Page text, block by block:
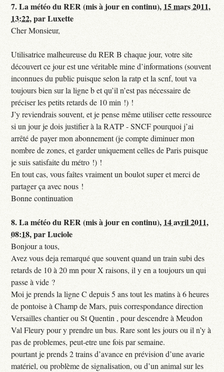
7.La météo du RER (mis à jour en continu), 15 mars 2011,
13:22,parLuxette
Cher Monsieur,
Utilisatrice malheureuse du RER B chaque jour, votre site
découvert ce jour est une véritable mine d’informations (souvent
inconnues du public puisque selon la ratp et la scnf, tout va
toujours bien sur la ligne b et qu’il n’est pas nécessaire de
préciser les petits retards de 10 min !) !
J’y reviendrais souvent, et je pense même utiliser cette ressource
si un jour je dois justifier à la RATP - SNCF pourquoi j’ai
arrêté de payer mon abonnement (je compte diminuer mon
nombre de zones, et garder uniquement celles de Paris puisque
je suis satisfaite du métro !) !
En tout cas, vous faîtes vraiment un boulot super et merci de
partager ça avec nous !
Bonne continuation
8.La météo du RER (mis à jour en continu), 14 avril 2011,
08:18,parLuciole
Bonjour a tous,
Avez vous deja remarqué que souvent quand un train subi des
retards de 10 à 20 mn pour X raisons, il y en a toujours un qui
passe à vide ?
Moi je prends la ligne C depuis 5 ans tout les matins à 6 heures
de pontoise à Champ de Mars, puis correspondance direction
Versailles chantier ou St Quentin , pour descendre à Meudon
Val Fleury pour y prendre un bus. Rare sont les jours ou il n’y à
pas de problemes, peut-etre une fois par semaine.
pourtant je prends 2 trains d’avance en prévision d’une avarie
matériel, ou problème de signalisation, ou d’un animal sur les